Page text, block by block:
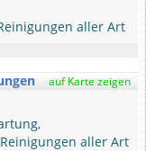
aller Art
auf Karte zeigen
aller Art